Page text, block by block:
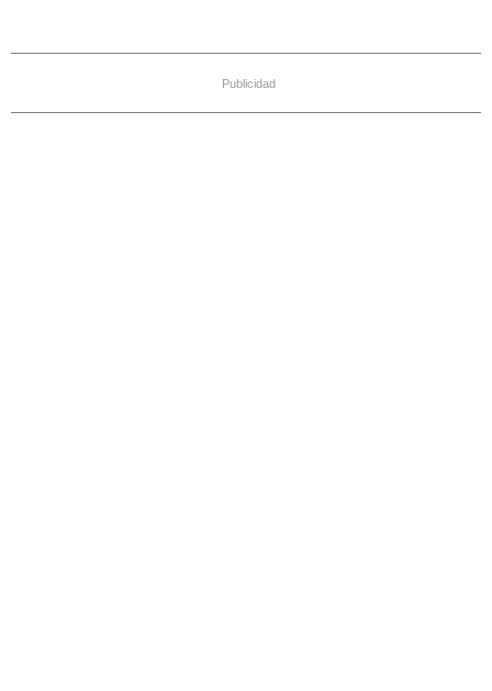
Publicidad